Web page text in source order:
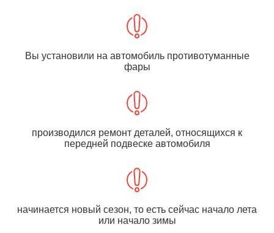
Вы установили на автомобиль противотуманные
фары
производился ремонт деталей, относящихся к
передней подвеске автомобиля
начинается новый сезон, то есть сейчас начало лета
или начало зимы